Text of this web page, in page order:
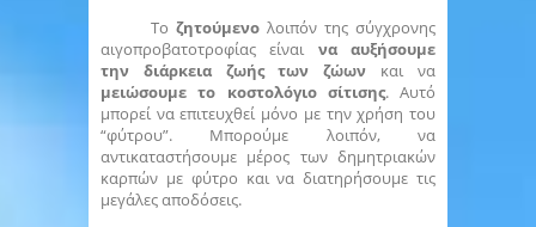
Το ζητούμενο λοιπόν της σύγχρονης
αιγοπροβατοτροφίας είναι να αυξήσουμε
την διάρκεια ζωής των ζώων και να
μειώσουμε το κοστολόγιο σίτισης. Αυτό
μπορεί να επιτευχθεί μόνο με την χρήση του
“φύτρου”. Μπορούμε λοιπόν, να
αντικαταστήσουμε μέρος των δημητριακών
καρπών με φύτρο και να διατηρήσουμε τις
μεγάλες αποδόσεις.